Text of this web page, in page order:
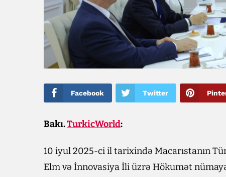
Facebook Twitter
Bakı.TurkicWorld:
10 iyul 2025-ci il tarixində Macarıstanın
Elm və İnnovasiya İli üzrə Hökumət